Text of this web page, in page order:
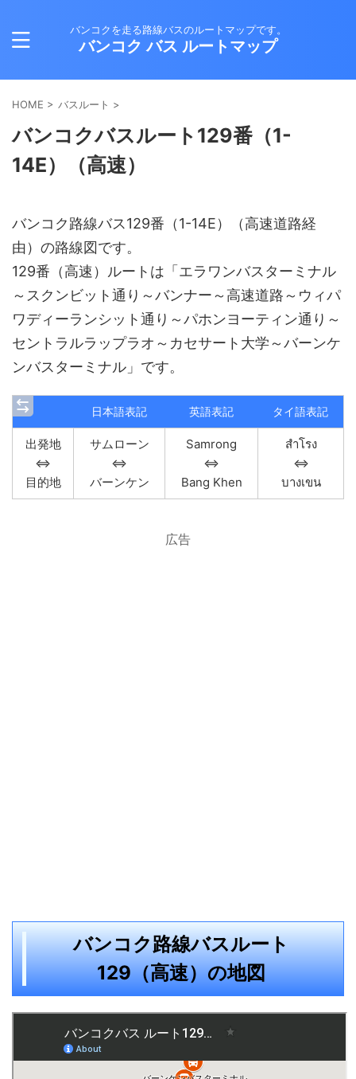
バンコクを走る路線バスのルートマップです。
バンコク バス ルートマップ
HOME > バスルート >
バンコクバスルート129番（1-
14E）（高速）
バンコク路線バス129番（1-14E）（高速道路経
由）の路線図です。
129番（高速）ルートは「エラワンバスターミナル
～スクンビット通り～バンナー～高速道路～ウィパ
ワディーランシット通り～パホンヨーティン通り～
セントラルラップラオ～カセサート大学～バーンケ
ンバスターミナル」です。
日本語表記 英語表記 タイ語表記
出発地
⇔
目的地
サムローン
⇔
バーンケン
Samrong
⇔
Bang Khen
สำโรง
⇔
บางเขน
広告
バンコク路線バスルート
129（高速）の地図